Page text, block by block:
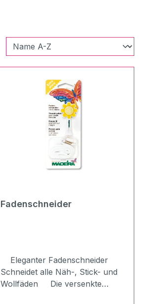
Fadenschneider
Eleganter Fadenschneider
Schneidet alle Näh-, Stick- und
Wollfäden Die versenkte